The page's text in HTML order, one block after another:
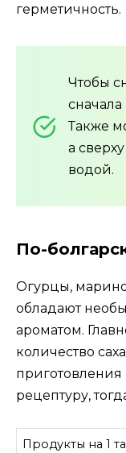
герметичность.
Чтобы
Также
а
водой.
По-
Огурцы,
обладают
ароматом.
количество
рецептуру,
Продукты на 1